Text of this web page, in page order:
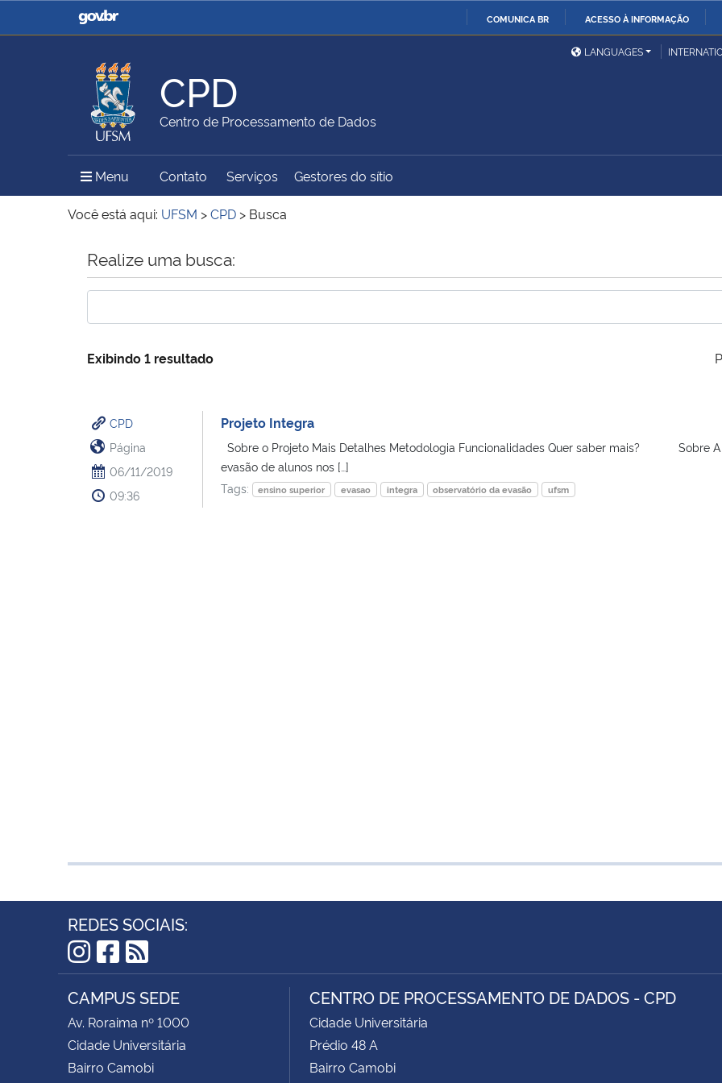
COMUNICA BR ACESSO À INFORMAÇÃO
Casa Civil
Ministério da Justiça e
Ministério da Defesa
Ministério das Relações
Exteriores
Ministério da Agricultura,
Pecuária e Abastecimento
Ministério da Educação
Ministério do Meio Ambiente Ministério do Turismo
Ministério do
LANGUAGES
CPD
Centro de Processamento de Dados
Menu Menu Principal do Sítio
Contato Serviços Gestores do sítio
Você está aqui: UFSM >CPD > Busca
Início do conteúdo
Realize uma busca:
Exibindo 1 resultado
CPD
Página
06/11/2019
09:36
Projeto Integra
Sobre o Projeto Mais Detalhes Metodologia Funcionalidades Quer saber mais? Sobre A
evasão de alunos nos […]
Tags:
ensino superior evasao integra observatório da evasão ufsm
REDES SOCIAIS:
Instagram
Facebook
RSS
CAMPUS SEDE
Av. Roraima nº 1000
Cidade Universitária
Bairro Camobi
CENTRO DE PROCESSAMENTO DE DADOS - CPD
Cidade Universitária
Prédio 48 A
Bairro Camobi